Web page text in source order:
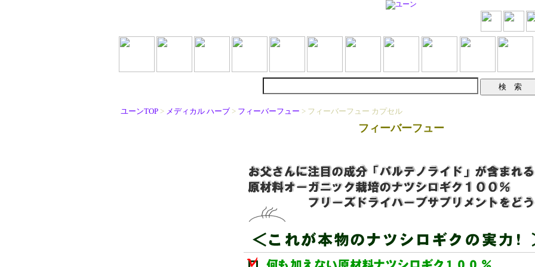
ユーンTOP > メディカル ハーブ > フィーバーフュー > フィーバーフュー カプセル
フィーバーフュー